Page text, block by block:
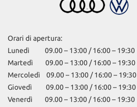
Orari di apertura:
Lunedì 09.00 – 13:00 / 16:00 – 19:30
Martedì 09.00 – 13:00 / 16:00 – 19:30
Mercoledì 09.00 – 13:00 / 16:00 – 19:30
Giovedì 09.00 – 13:00 / 16:00 – 19:30
Venerdì 09.00 – 13:00 / 16:00 – 19:30